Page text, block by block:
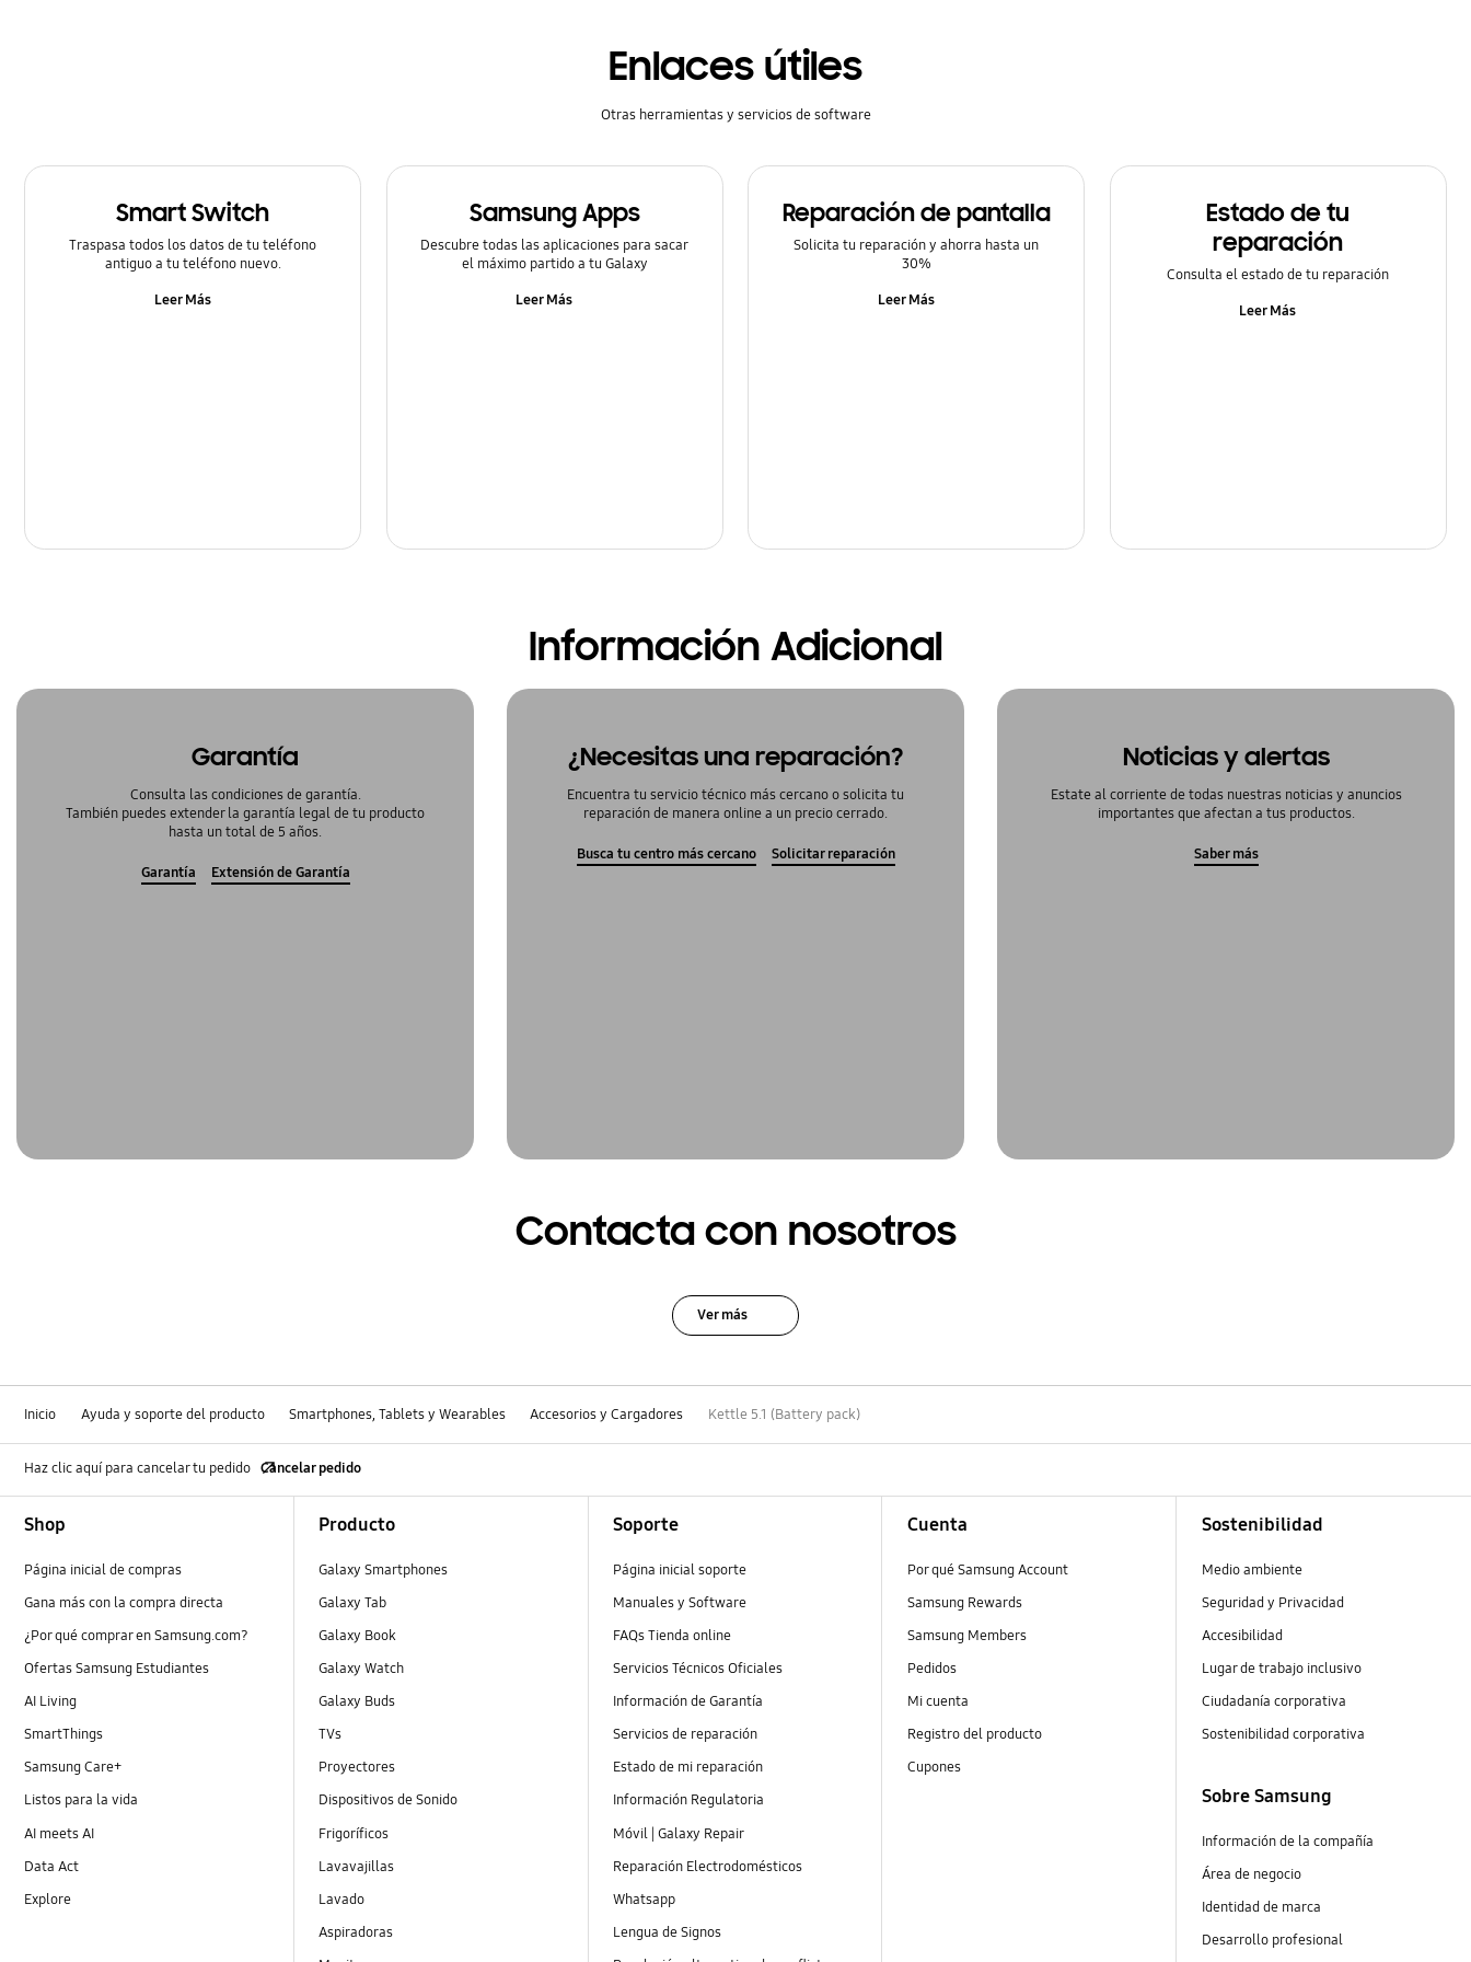
Enlaces útiles
Otras herramientas y servicios de software
Smart Switch
Traspasa todos los datos de tu teléfono
antiguo a tu teléfono nuevo.
Leer Más
Samsung Apps
Descubre todas las aplicaciones para sacar
el máximo partido a tu Galaxy
Leer Más
Reparación de pantalla
Solicita tu reparación y ahorra hasta un
30%
Leer Más
Estado de tu
reparación
Consulta el estado de tu reparación
Leer Más
Información Adicional
Garantía
Consulta las condiciones de garantía.
También puedes extender la garantía legal de tu producto
hasta un total de 5 años.
Garantía Extensión de Garantía
¿Necesitas una reparación?
Encuentra tu servicio técnico más cercano o solicita tu
reparación de manera online a un precio cerrado.
Busca tu centro más cercano Solicitar reparación
Noticias y alertas
Estate al corriente de todas nuestras noticias y anuncios
importantes que afectan a tus productos.
Saber más
Contacta con nosotros
Ver más
Inicio Ayuda y soporte del producto Smartphones, Tablets y Wearables Accesorios y Cargadores Kettle 5.1 (Battery pack)
Haz clic aquí para cancelar tu pedido Cancelar pedido
Shop
Página inicial de compras
Gana más con la compra directa
¿Por qué comprar en Samsung.com?
Ofertas Samsung Estudiantes
AI Living
SmartThings
Samsung Care+
Listos para la vida
AI meets AI
Data Act
Explore
Producto
Galaxy Smartphones
Galaxy Tab
Galaxy Book
Galaxy Watch
Galaxy Buds
TVs
Proyectores
Dispositivos de Sonido
Frigoríficos
Lavavajillas
Lavado
Aspiradoras
Soporte
Página inicial soporte
Manuales y Software
FAQs Tienda online
Servicios Técnicos Oficiales
Información de Garantía
Servicios de reparación
Estado de mi reparación
Información Regulatoria
Móvil | Galaxy Repair
Reparación Electrodomésticos
Whatsapp
Lengua de Signos
Cuenta
Por qué Samsung Account
Samsung Rewards
Samsung Members
Pedidos
Mi cuenta
Registro del producto
Cupones
Sostenibilidad
Medio ambiente
Seguridad y Privacidad
Accesibilidad
Lugar de trabajo inclusivo
Ciudadanía corporativa
Sostenibilidad corporativa
Sobre Samsung
Información de la compañía
Área de negocio
Identidad de marca
Desarrollo profesional